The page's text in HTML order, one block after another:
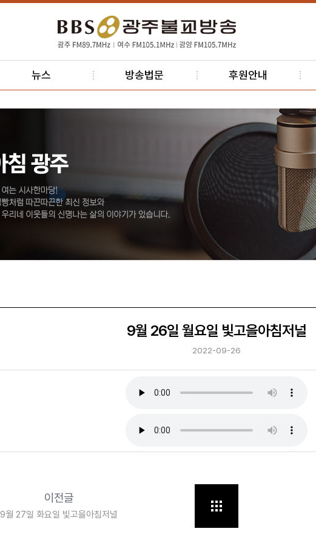
뉴스 방송법문 후원안내
9월 26일 월요일 빛고을아침저널
2022-09-26
이전글
9월 27일 화요일 빛고을아침저널